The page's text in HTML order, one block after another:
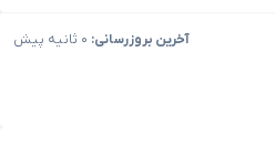
آخرین بروزرسانی: